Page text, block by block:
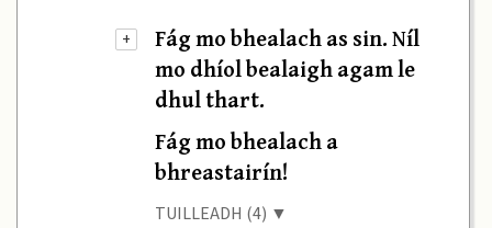
+
Fág mo bhealach as sin. Níl
mo dhíol bealaigh agam le
dhul thart.
Fág mo bhealach a
bhreastairín!
TUILLEADH (4) ▼